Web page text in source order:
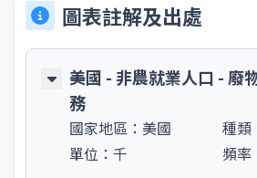
圖表註解及出處
美國 - 非農就業人口 - 廢
務
國家地區： 美國 種類
單位：千 頻率